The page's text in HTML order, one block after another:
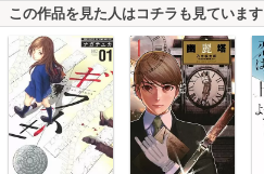
この作品を見た人はコチラも見ています